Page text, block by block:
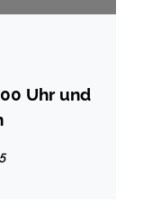
Uhr und